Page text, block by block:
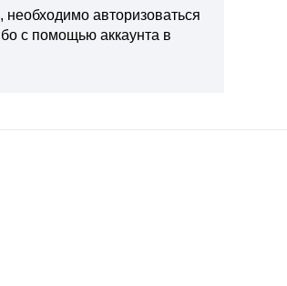
необходимо авторизоваться
с помощью аккаунта в